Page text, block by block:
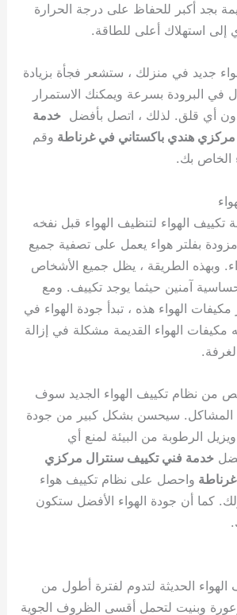
بجد أكبر للحفاظ على درجة الحرارة
إلى استهلاك أعلى للطاقة.
جديد في منزلك ، ستشعر فجأة بزيادة
في البرودة بسرعة ويمكنك الاستمرار
دون أي قلق. لذلك ، اتصل بأفضلخدمة
هندي باكستاني في غرناطة وقم
الخاص بك.
تكييف الهواء لتنظيف الهواء قبل نفخه
بفلتر هواء يعمل على تصفية جميع
وبهذه الطريقة ، يظل جميع الأشخاص
آمنين حيثما يوجد تكييف. ومع
الهواء هذه ، تبدأ جودة الهواء في
مكيفات الهواء القديمة مشكلة في إزالة
من نظام تكييف الهواء الجديد سوف
سيحسن بشكل كبير من جودة
الرطوبة من البيئة لمنع أي
خدمة فني تكييف سنترال مركزي
واحصل على نظام تكييف هواء
كما أن جودة الهواء الأفضل ستكون
الهواء الحديثة لتدوم لفترة أطول من
وبنيت لتحمل أقسى الظروف الجوية